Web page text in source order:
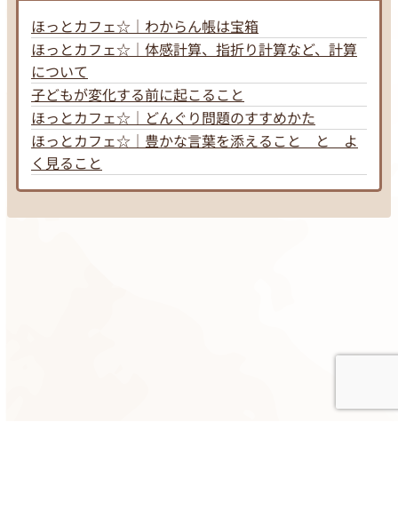
ほっとカフェ☆｜わからん帳は宝箱
ほっとカフェ☆｜体感計算、指折り計算など、計算
について
子どもが変化する前に起こること
ほっとカフェ☆｜どんぐり問題のすすめかた
ほっとカフェ☆｜豊かな言葉を添えること と よ
く見ること